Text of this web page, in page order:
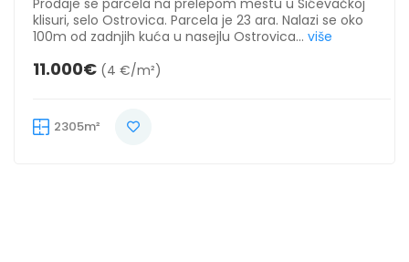
Prodaje se parcela na prelepom mestu u Sićevačkoj
klisuri, selo Ostrovica. Parcela je 23 ara. Nalazi se oko
100m od zadnjih kuća u nasejlu Ostrovica... više
11.000€ (4 €/m²)
2305m²